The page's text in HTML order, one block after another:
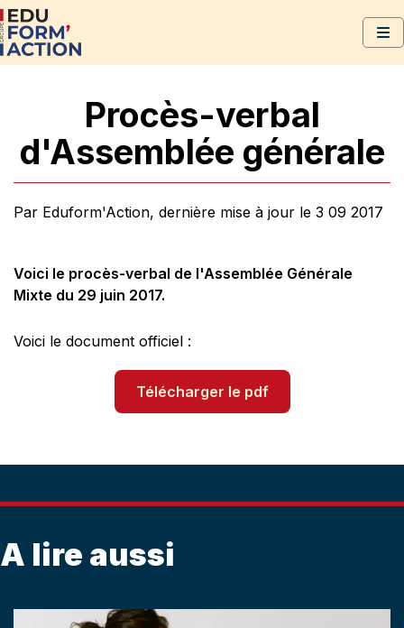
Procès-verbal
d'Assemblée générale
Par Eduform'Action, dernière mise à jour le 3 09 2017
Voici le procès-verbal de l'Assemblée Générale
Mixte du 29 juin 2017.
Voici le document officiel :
Télécharger le pdf
A lire aussi